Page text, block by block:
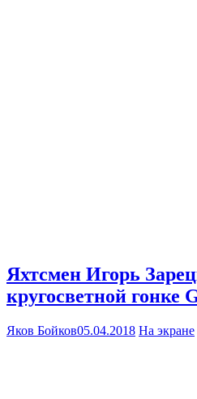
Яхтсмен Игорь
кругосветной гонке
Яков Бойков05.04.2018 На экране